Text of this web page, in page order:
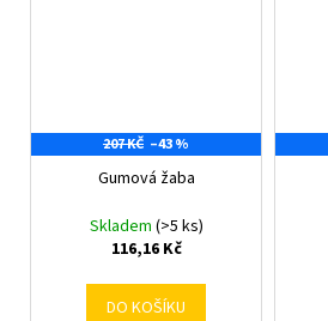
207 KČ –43 %
Gumová žaba
Skladem (>5 ks)
116,16 Kč
DO KOŠÍKU